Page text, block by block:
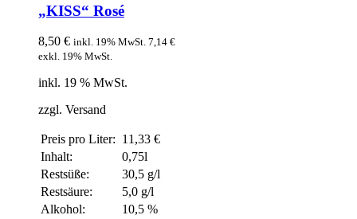
„KISS“ Rosé
8,50 € inkl. 19% MwSt. 7,14 €
exkl. 19% MwSt.
inkl. 19 % MwSt.
zzgl. Versand
Preis pro Liter: 11,33 €
Inhalt:
0,75l
Restsüße:
30,5 g/l
Restsäure:
5,0 g/l
Alkohol:
10,5 %